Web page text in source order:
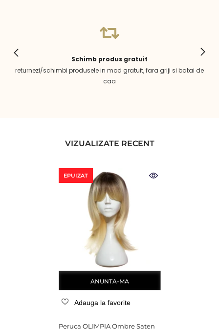
Schimb produs gratuit
returnezi/schimbi produsele in mod gratuit, fara griji si batai de
caa
VIZUALIZATE RECENT
EPUIZAT
ANUNTA-MA
Adauga la favorite
Peruca OLIMPIA Ombre Saten